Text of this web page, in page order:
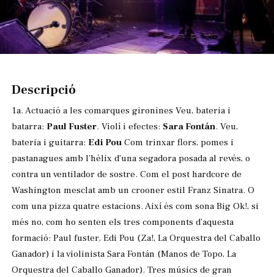
Descripció
1a. Actuació a les comarques gironines Veu, bateria i
batarra: Paul Fuster. Violí i efectes: Sara Fontán. Veu,
bateria i guitarra: Edi Pou Com trinxar flors, pomes i
pastanagues amb l’hèlix d’una segadora posada al revés, o
contra un ventilador de sostre. Com el post hardcore de
Washington mesclat amb un crooner estil Franz Sinatra. O
com una pizza quatre estacions. Així és com sona Big Ok!, si
més no, com ho senten els tres components d’aquesta
formació: Paul fuster, Edi Pou (Za!, La Orquestra del Caballo
Ganador) i la violinista Sara Fontán (Manos de Topo, La
Orquestra del Caballo Ganador). Tres músics de gran